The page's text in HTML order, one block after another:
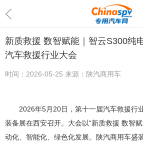
新质救援 数智赋能｜智云S300纯
汽车救援行业大会
时间： 2026-05-25 来源： 陕汽商用车
2026年5月20日，第十一届汽车救援行
装备展在西安召开。大会以“新质救援 数智
动化、智能化、绿色化发展。陕汽商用车盛